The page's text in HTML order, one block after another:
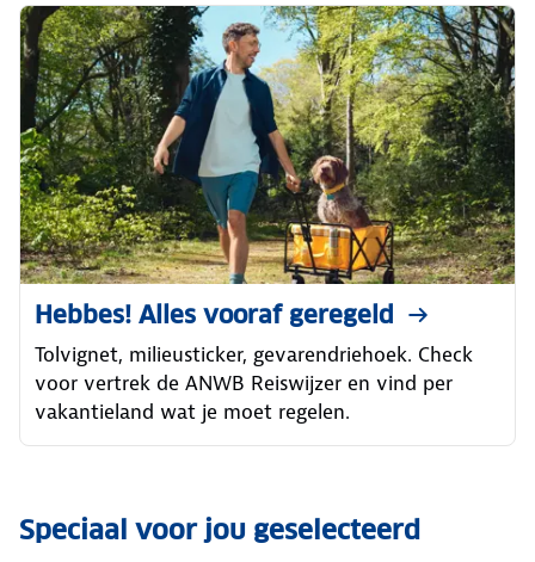
Hebbes! Alles vooraf geregeld
Tolvignet, milieusticker, gevarendriehoek. Check
voor vertrek de ANWB Reiswijzer en vind per
vakantieland wat je moet regelen.
Speciaal voor jou geselecteerd